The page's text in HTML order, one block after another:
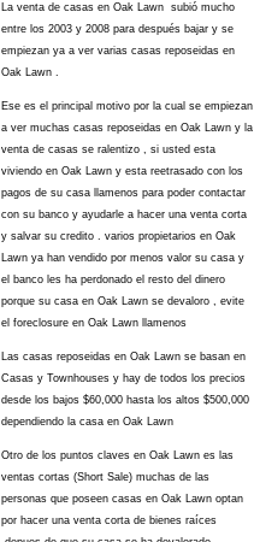
La venta de casas en Oak Lawn subió mucho
entre los 2003 y 2008 para después bajar y se
empiezan ya a ver varias casas reposeidas en
Oak Lawn .
Ese es el principal motivo por la cual se empiezan
a ver muchas casas reposeidas en Oak Lawn y la
venta de casas se ralentizo , si usted esta
viviendo en Oak Lawn y esta reetrasado con los
pagos de su casa llamenos para poder contactar
con su banco y ayudarle a hacer una venta corta
y salvar su credito . varios propietarios en Oak
Lawn ya han vendido por menos valor su casa y
el banco les ha perdonado el resto del dinero
porque su casa en Oak Lawn se devaloro , evite
el foreclosure en Oak Lawn llamenos
Las casas reposeidas en Oak Lawn se basan en
Casas y Townhouses y hay de todos los precios
desde los bajos $60,000 hasta los altos $500,000
dependiendo la casa en Oak Lawn
Otro de los puntos claves en Oak Lawn es las
ventas cortas (Short Sale) muchas de las
personas que poseen casas en Oak Lawn optan
por hacer una venta corta de bienes raíces